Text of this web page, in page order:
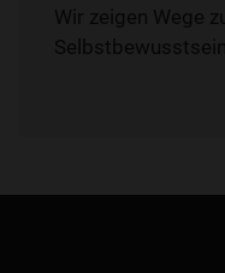
Wir zeigen Wege
Selbstbewusstsein.